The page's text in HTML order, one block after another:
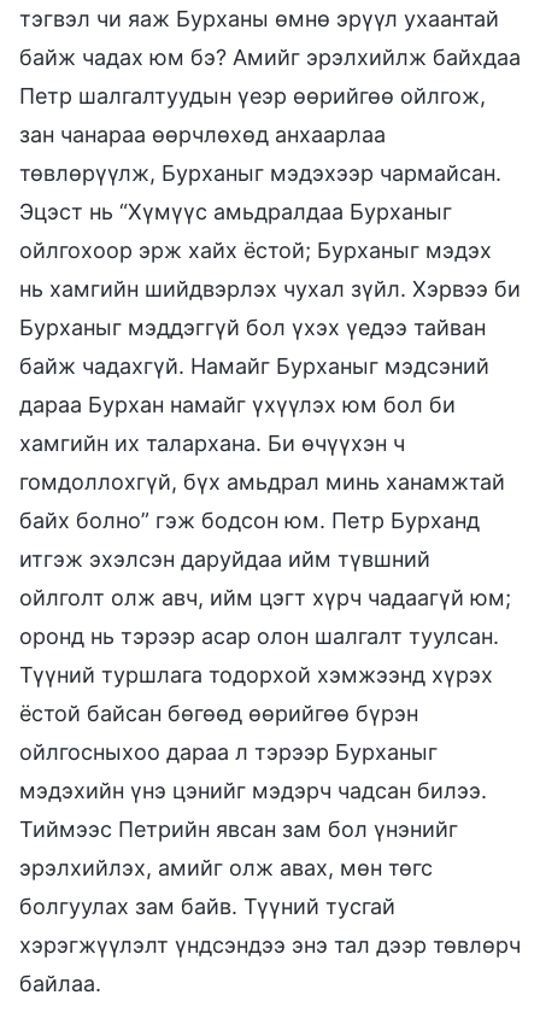
тэгвэл чи яаж Бурханы өмнө эрүүл ухаантай
байж чадах юм бэ? Амийг эрэлхийлж байхдаа
Петр шалгалтуудын үеэр өөрийгөө ойлгож,
зан чанараа өөрчлөхөд анхаарлаа
төвлөрүүлж, Бурханыг мэдэхээр чармайсан.
Эцэст нь “Хүмүүс амьдралдаа Бурханыг
ойлгохоор эрж хайх ёстой; Бурханыг мэдэх
нь хамгийн шийдвэрлэх чухал зүйл. Хэрвээ би
Бурханыг мэддэггүй бол үхэх үедээ тайван
байж чадахгүй. Намайг Бурханыг мэдсэний
дараа Бурхан намайг үхүүлэх юм бол би
хамгийн их талархана. Би өчүүхэн ч
гомдоллохгүй, бүх амьдрал минь ханамжтай
байх болно” гэж бодсон юм. Петр Бурханд
итгэж эхэлсэн даруйдаа ийм түвшний
ойлголт олж авч, ийм цэгт хүрч чадаагүй юм;
оронд нь тэрээр асар олон шалгалт туулсан.
Түүний туршлага тодорхой хэмжээнд хүрэх
ёстой байсан бөгөөд өөрийгөө бүрэн
ойлгосныхоо дараа л тэрээр Бурханыг
мэдэхийн үнэ цэнийг мэдэрч чадсан билээ.
Тиймээс Петрийн явсан зам бол үнэнийг
эрэлхийлэх, амийг олж авах, мөн төгс
болгуулах зам байв. Түүний тусгай
хэрэгжүүлэлт үндсэндээ энэ тал дээр төвлөрч
байлаа.